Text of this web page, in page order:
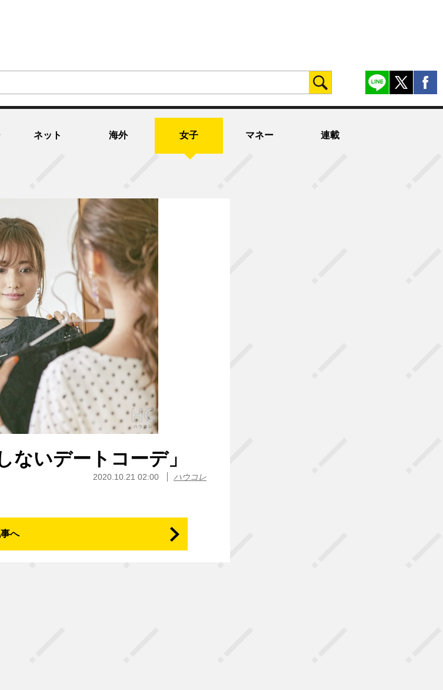
ネット 海外 女子 マネー 連載
ないデートコーデ」
2020.10.21 02:00 ハウコレ
へ